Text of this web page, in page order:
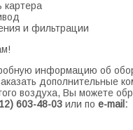
картера
и фильтрации
информацию об
дополнительные
воздуха, Вы можете
603-48-03 или по e-mail: